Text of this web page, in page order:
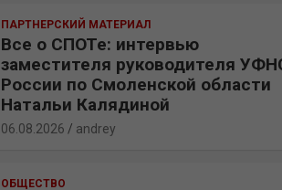
ПАРТНЕРСКИЙ МАТЕРИАЛ
Все о СПОТе: интервью
заместителя руководителя
России по Смоленской области
Натальи Калядиной
06.08.2026 andrey
ОБЩЕСТВО